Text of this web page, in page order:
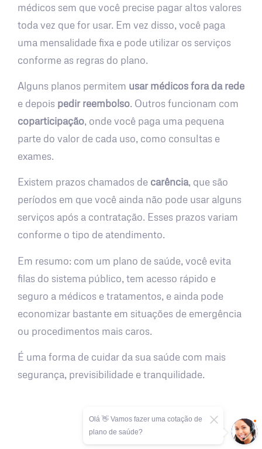
médicos sem que você precise pagar altos valores
toda vez que for usar. Em vez disso, você paga
uma mensalidade fixa e pode utilizar os serviços
conforme as regras do plano.
Alguns planos permitem usar médicos fora da rede
e depois pedir reembolso. Outros funcionam com
coparticipação, onde você paga uma pequena
parte do valor de cada uso, como consultas e
exames.
Existem prazos chamados de carência, que são
períodos em que você ainda não pode usar alguns
serviços após a contratação. Esses prazos variam
conforme o tipo de atendimento.
Em resumo: com um plano de saúde, você evita
filas do sistema público, tem acesso rápido e
seguro a médicos e tratamentos, e ainda pode
economizar bastante em situações de emergência
ou procedimentos mais caros.
É uma forma de cuidar da sua saúde com mais
segurança, previsibilidade e tranquilidade.
Olá 👋 Vamos fazer uma cotação de
plano de saúde?